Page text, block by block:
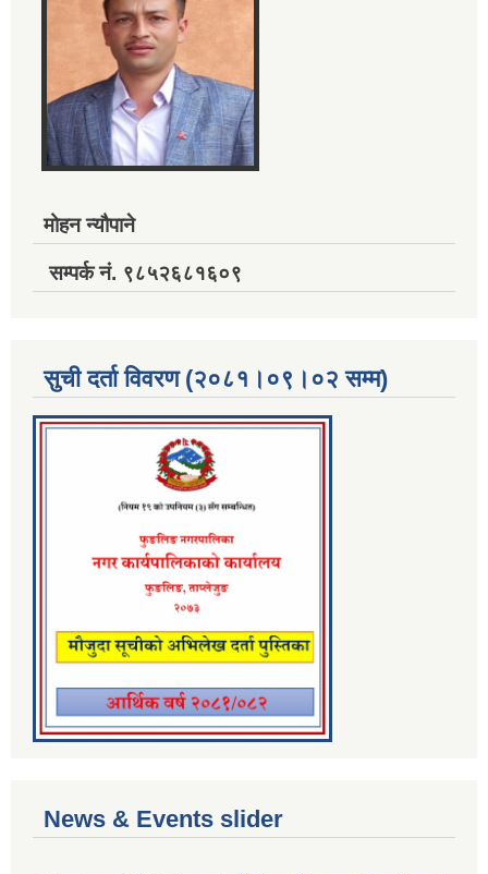
मोहन न्यौपाने
सम्पर्क नं. ९८५२६८१६०९
सुची दर्ता विवरण (२०८१।०९।०२ सम्म)
News & Events slider